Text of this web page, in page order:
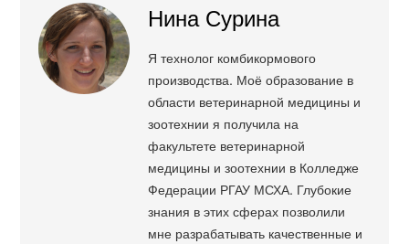
Нина Сурина
Я технолог комбикормового
производства. Моё образование в
области ветеринарной медицины и
зоотехнии я получила на
факультете ветеринарной
медицины и зоотехнии в Колледже
Федерации РГАУ МСХА. Глубокие
знания в этих сферах позволили
мне разрабатывать качественные и